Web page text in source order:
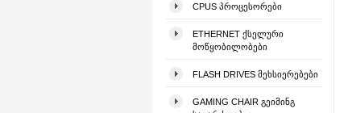
CPUS ᲞᲠᲝᲪᲔᲡᲝᲠᲔᲑᲘ
ETHERNET ᲥᲡᲔᲚᲣᲠᲘ
ᲛᲝᲬᲧᲝᲑᲘᲚᲝᲑᲔᲑᲘ
FLASH DRIVES ᲛᲔᲮᲡᲘᲔᲠᲔᲑᲔᲑᲘ
GAMING CHAIR ᲒᲔᲘᲛᲘᲜᲒ